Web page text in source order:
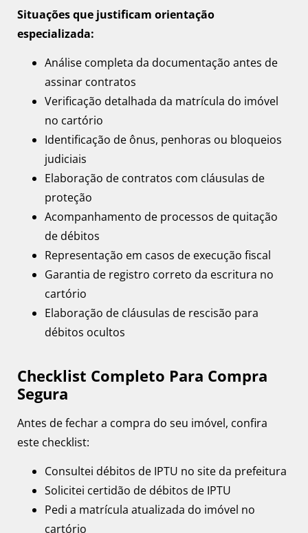
Situações que justificam orientação
especializada:
Análise completa da documentação antes de
assinar contratos
Verificação detalhada da matrícula do imóvel
no cartório
Identificação de ônus, penhoras ou bloqueios
judiciais
Elaboração de contratos com cláusulas de
proteção
Acompanhamento de processos de quitação
de débitos
Representação em casos de execução fiscal
Garantia de registro correto da escritura no
cartório
Elaboração de cláusulas de rescisão para
débitos ocultos
Checklist Completo Para Compra
Segura
Antes de fechar a compra do seu imóvel, confira
este checklist:
Consultei débitos de IPTU no site da prefeitura
Solicitei certidão de débitos de IPTU
Pedi a matrícula atualizada do imóvel no
cartório